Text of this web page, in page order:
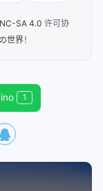
SA 4.0 许可协
世界！
1